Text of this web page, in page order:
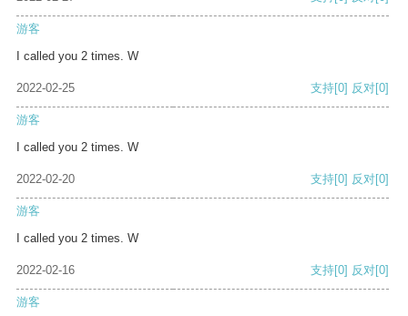
游客
I called you 2 times. W
2022-02-25 支持[0] 反对[0]
游客
I called you 2 times. W
2022-02-20 支持[0] 反对[0]
游客
I called you 2 times. W
2022-02-16 支持[0] 反对[0]
游客